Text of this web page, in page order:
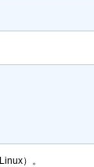
）。